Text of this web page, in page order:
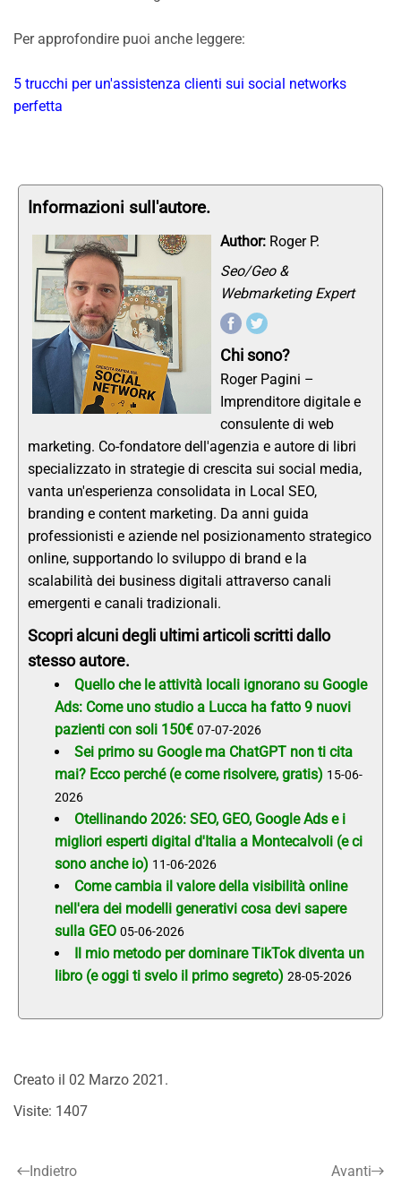
Per approfondire puoi anche leggere:
5 trucchi per un'assistenza clienti sui social networks
perfetta
Informazioni sull'autore.
Author: Roger P.
Seo/Geo &
Webmarketing Expert
Chi sono?
Roger Pagini –
Imprenditore digitale e
consulente di web
marketing. Co-fondatore dell'agenzia e autore di libri
specializzato in strategie di crescita sui social media,
vanta un'esperienza consolidata in Local SEO,
branding e content marketing. Da anni guida
professionisti e aziende nel posizionamento strategico
online, supportando lo sviluppo di brand e la
scalabilità dei business digitali attraverso canali
emergenti e canali tradizionali.
Scopri alcuni degli ultimi articoli scritti dallo
stesso autore.
Quello che le attività locali ignorano su Google
Ads: Come uno studio a Lucca ha fatto 9 nuovi
pazienti con soli 150€ 07-07-2026
Sei primo su Google ma ChatGPT non ti cita
mai? Ecco perché (e come risolvere, gratis) 15-06-
2026
Otellinando 2026: SEO, GEO, Google Ads e i
migliori esperti digital d'Italia a Montecalvoli (e ci
sono anche io) 11-06-2026
Come cambia il valore della visibilità online
nell'era dei modelli generativi cosa devi sapere
sulla GEO 05-06-2026
Il mio metodo per dominare TikTok diventa un
libro (e oggi ti svelo il primo segreto) 28-05-2026
Creato il 02 Marzo 2021 .
Visite: 1407
Indietro Avanti